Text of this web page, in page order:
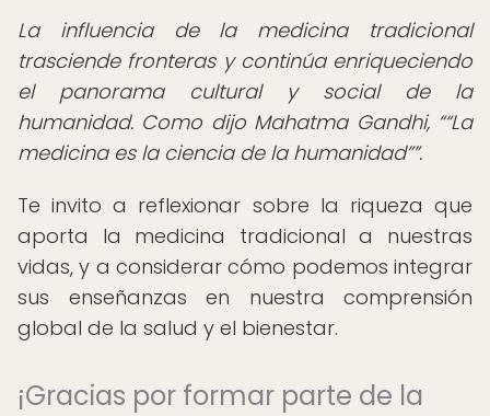
La influencia de la medicina tradicional
trasciende fronteras y continúa enriqueciendo
el panorama cultural y social de la
humanidad. Como dijo Mahatma Gandhi, “La
medicina es la ciencia de la humanidad” .
Te invito a reflexionar sobre la riqueza que
aporta la medicina tradicional a nuestras
vidas, y a considerar cómo podemos integrar
sus enseñanzas en nuestra comprensión
global de la salud y el bienestar.
¡Gracias por formar parte de la